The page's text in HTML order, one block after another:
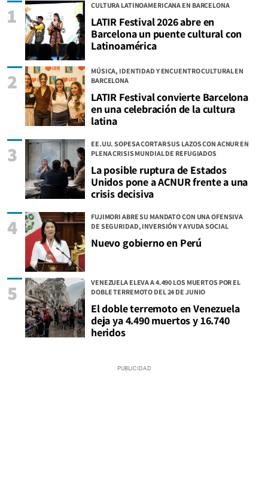
CULTURA LATINOAMERICANA EN BARCELONA
LATIR Festival 2026 abre en
Barcelona un puente cultural con
Latinoamérica
1
MÚSICA, IDENTIDAD Y ENCUENTRO CULTURAL EN
BARCELONA
LATIR Festival convierte Barcelona
en una celebración de la cultura
latina
2
EE.UU. SOPESA CORTAR SUS LAZOS CON ACNUR EN
PLENA CRISIS MUNDIAL DE REFUGIADOS
La posible ruptura de Estados
Unidos pone a ACNUR frente a una
crisis decisiva
3
FUJIMORI ABRE SU MANDATO CON UNA OFENSIVA
DE SEGURIDAD, INVERSIÓN Y AYUDA SOCIAL
Nuevo gobierno en Perú
4
VENEZUELA ELEVA A 4.490 LOS MUERTOS POR EL
DOBLE TERREMOTO DEL 24 DE JUNIO
El doble terremoto en Venezuela
deja ya 4.490 muertos y 16.740
heridos
5